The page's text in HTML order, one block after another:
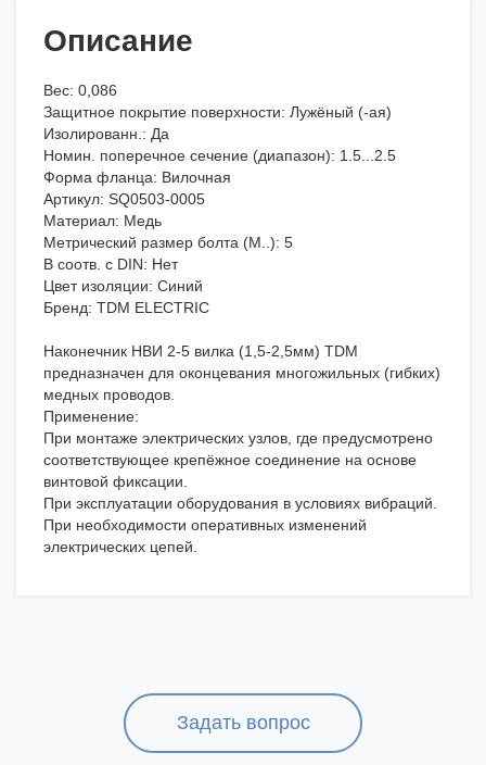
Описание
Вес: 0,086
Защитное покрытие поверхности: Лужёный (-ая)
Изолированн.: Да
Номин. поперечное сечение (диапазон): 1.5...2.5
Форма фланца: Вилочная
Артикул: SQ0503-0005
Материал: Медь
Метрический размер болта (М..): 5
В соотв. с DIN: Нет
Цвет изоляции: Синий
Бренд: TDM ELECTRIC
Наконечник НВИ 2-5 вилка (1,5-2,5мм) TDM
предназначен для оконцевания многожильных (гибких)
медных проводов.
Применение:
При монтаже электрических узлов, где предусмотрено
соответствующее крепёжное соединение на основе
винтовой фиксации.
При эксплуатации оборудования в условиях вибраций.
При необходимости оперативных изменений
электрических цепей.
Задать вопрос